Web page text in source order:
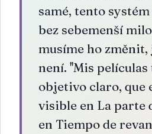
samé, tento
bez sebemenší
musíme ho změnit,
není. ''Mis películas
objetivo claro, que
visible en La parte
en Tiempo de